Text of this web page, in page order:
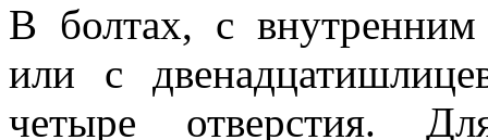
В болтах, с внутренним
или с
четыре отверстия.